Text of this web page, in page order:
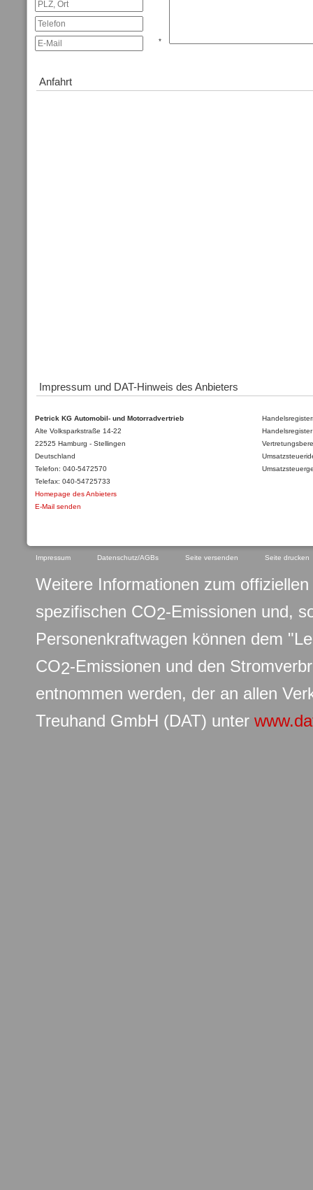
*
Anfahrt
Impressum und DAT-Hinweis des Anbieters
Petrick KG Automobil- und Motorradvertrieb
Alte Volksparkstraße 14-22
22525 Hamburg - Stellingen
Deutschland
Telefon: 040-5472570
Telefax: 040-54725733
Homepage des Anbieters
E-Mail senden
Impressum Datenschutz/AGBs Seite versenden Seite drucken
Weitere Informationen zum
spezifischen CO2-Emissionen und,
Personenkraftwagen können dem
CO2-Emissionen und den
entnommen werden, der an allen
Treuhand GmbH (DAT) unter